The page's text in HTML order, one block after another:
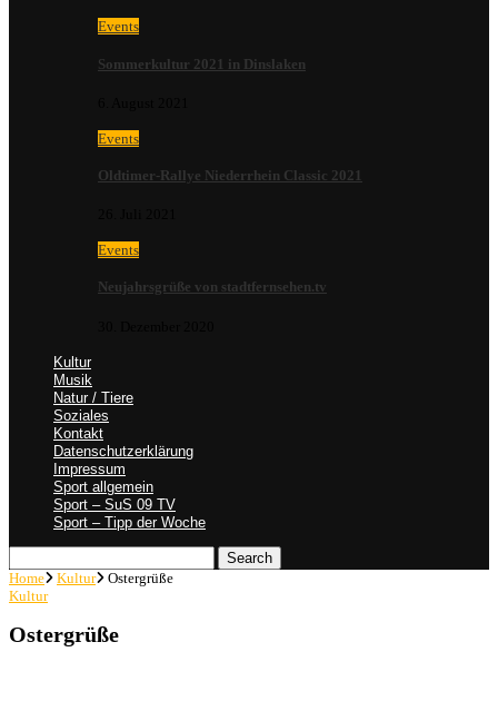
Events
Sommerkultur 2021 in Dinslaken
Events
Oldtimer-Rallye Niederrhein Classic 2021
Events
Neujahrsgrüße von stadtfernsehen.tv
Kultur
Musik
Natur / Tiere
Soziales
Kontakt
Datenschutzerklärung
Impressum
Sport allgemein
Sport – SuS 09 TV
Sport – Tipp der Woche
Search
Home
Kultur
Ostergrüße
Kultur
Ostergrüße